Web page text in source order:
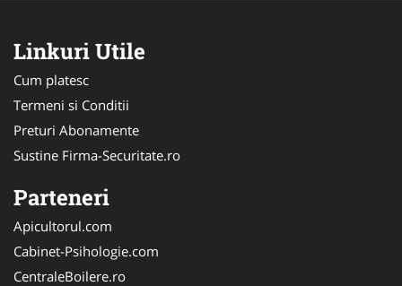
Linkuri Utile
Cum platesc
Termeni si Conditii
Preturi Abonamente
Sustine Firma-Securitate.ro
Parteneri
Apicultorul.com
Cabinet-Psihologie.com
CentraleBoilere.ro